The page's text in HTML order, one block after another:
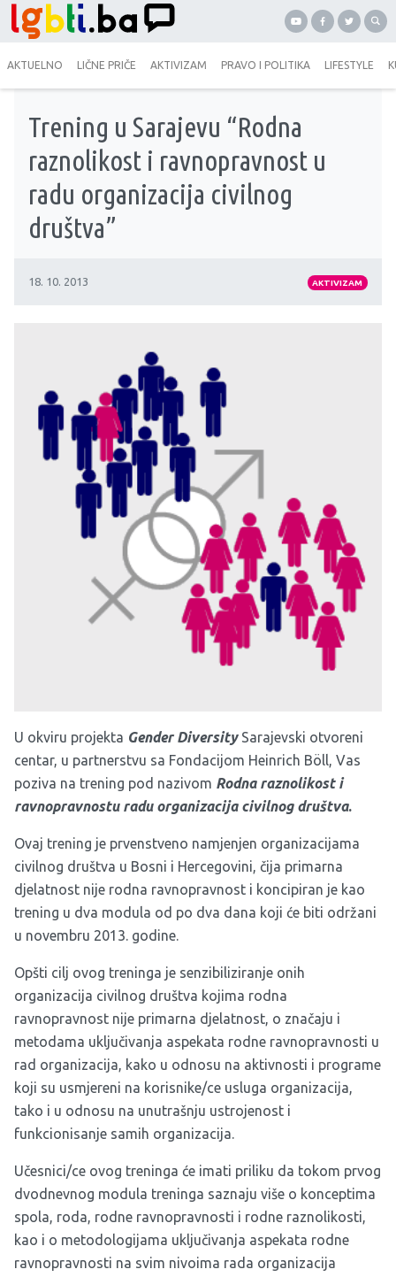
AKTUELNO LIČNE PRIČE AKTIVIZAM PRAVO I POLITIKA LIFESTYLE
Trening u Sarajevu “Rodna
raznolikost i ravnopravnost u
radu organizacija civilnog
društva”
18. 10. 2013 AKTIVIZAM
U okviru projekta Gender Diversity Sarajevski otvoreni
centar, u partnerstvu sa Fondacijom Heinrich Böll, Vas
poziva na trening pod nazivom Rodna raznolikost i
ravnopravnostu radu organizacija civilnog društva.
Ovaj trening je prvenstveno namjenjen organizacijama
civilnog društva u Bosni i Hercegovini, čija primarna
djelatnost nije rodna ravnopravnost i koncipiran je kao
trening u dva modula od po dva dana koji će biti održani
u novembru 2013. godine.
Opšti cilj ovog treninga je senzibiliziranje onih
organizacija civilnog društva kojima rodna
ravnopravnost nije primarna djelatnost, o značaju i
metodama uključivanja aspekata rodne ravnopravnosti u
rad organizacija, kako u odnosu na aktivnosti i programe
koji su usmjereni na korisnike/ce usluga organizacija,
tako i u odnosu na unutrašnju ustrojenost i
funkcionisanje samih organizacija.
Učesnici/ce ovog treninga će imati priliku da tokom prvog
dvodnevnog modula treninga saznaju više o konceptima
spola, roda, rodne ravnopravnosti i rodne raznolikosti,
kao i o metodologijama uključivanja aspekata rodne
ravnopravnosti na svim nivoima rada organizacija